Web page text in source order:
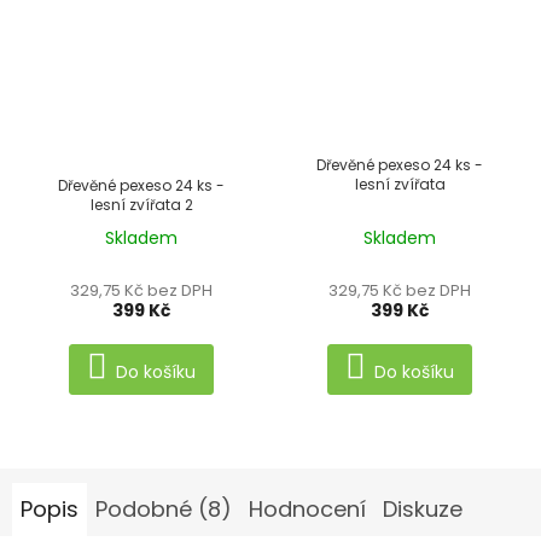
Dřevěné pexeso 24 ks -
lesní zvířata 2
Průměrné
produktu
4,0
Skladem
329,75 Kč bez DPH
399 Kč
Do košíku
Dřevěné pexeso 24 ks -
lesní zvířata
Skladem
329,75 Kč bez DPH
399 Kč
Do košíku
Popis Podobné (8) Hodnocení Diskuze